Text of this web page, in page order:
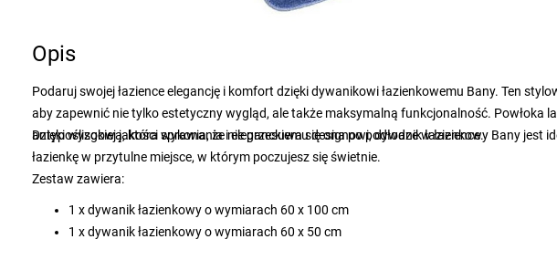
Opis
Podaruj swojej łazience elegancję i komfort dzięki dywanikowi łazienkowemu Bany. Ten
aby zapewnić nie tylko estetyczny wygląd, ale także maksymalną funkcjonalność. Powłoka
antypoślizgową, która sprawia, że nie przesuwa się ona po podłodze w łazience.
Dzięki wysokiej jakości wykonania i eleganckiemu designowi, dywanik łazienkowy Bany jest
łazienkę w przytulne miejsce, w którym poczujesz się świetnie.
Zestaw zawiera:
1 x dywanik łazienkowy o wymiarach 60 x 100 cm
1 x dywanik łazienkowy o wymiarach 60 x 50 cm